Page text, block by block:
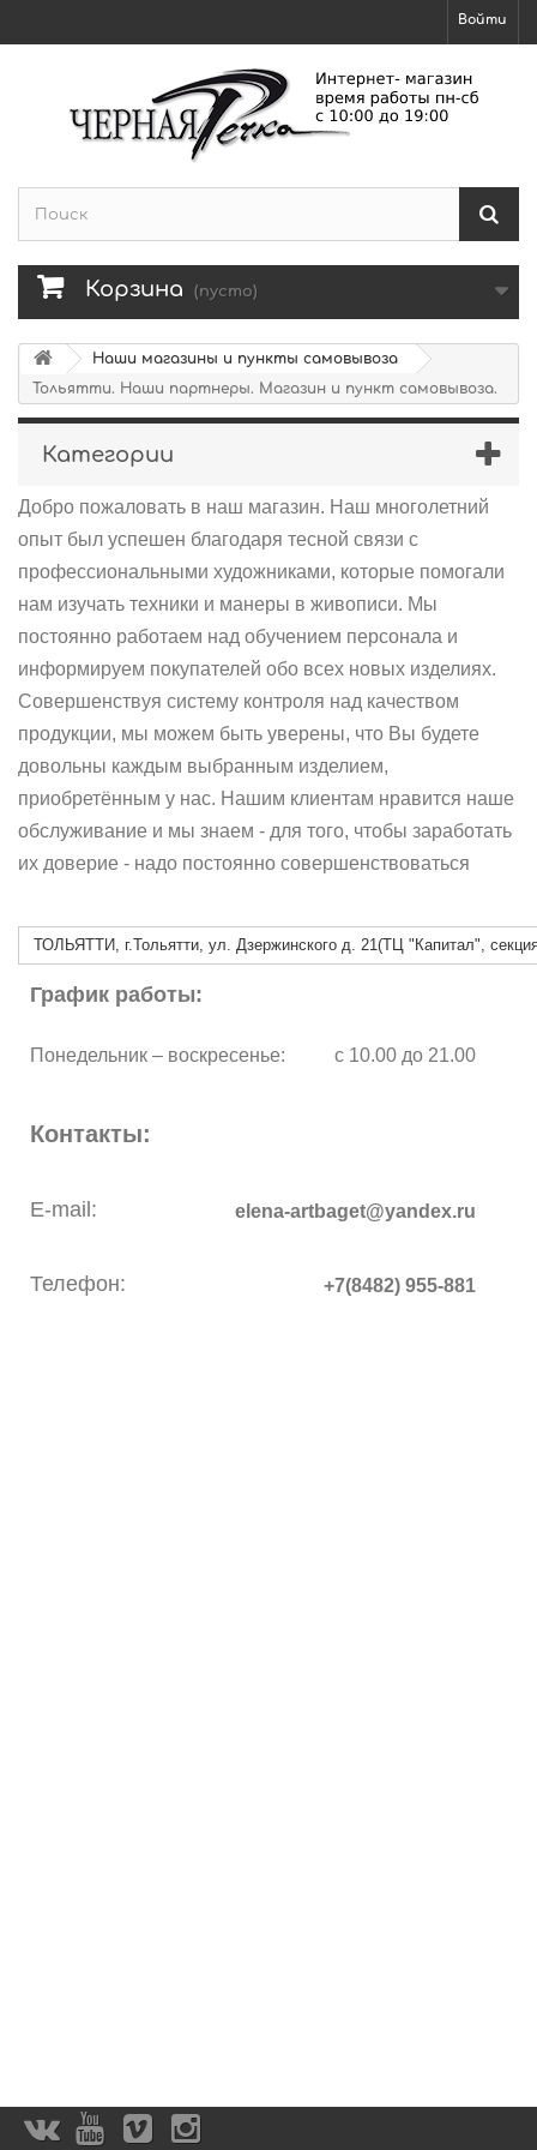
Войти
Корзина (пусто)
Наши магазины и пункты самовывоза
Тольятти. Наши партнеры. Магазин и пункт самовывоза.
Категории
Добро пожаловать в наш магазин. Наш многолетний
опыт был успешен благодаря тесной связи с
профессиональными художниками, которые помогали
нам изучать техники и манеры в живописи. Мы
постоянно работаем над обучением персонала и
информируем покупателей обо всех новых изделиях.
Совершенствуя систему контроля над качеством
продукции, мы можем быть уверены, что Вы будете
довольны каждым выбранным изделием,
приобретённым у нас. Нашим клиентам нравится наше
обслуживание и мы знаем - для того, чтобы заработать
их доверие - надо постоянно совершенствоваться
ТОЛЬЯТТИ, г.Тольятти, ул. Дзержинского д. 21(ТЦ "Капитал",
График работы:
Понедельник – воскресенье: с 10.00 до 21.00
Контакты:
E-mail: elena-artbaget@yandex.ru
Телефон: +7(8482) 955-881